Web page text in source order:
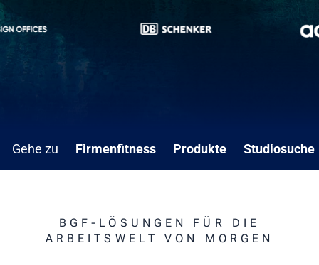
Gehe zu Firmenfitness Produkte Studiosuche
BGF-LÖSUNGEN FÜR DIE
ARBEITSWELT VON MORGEN